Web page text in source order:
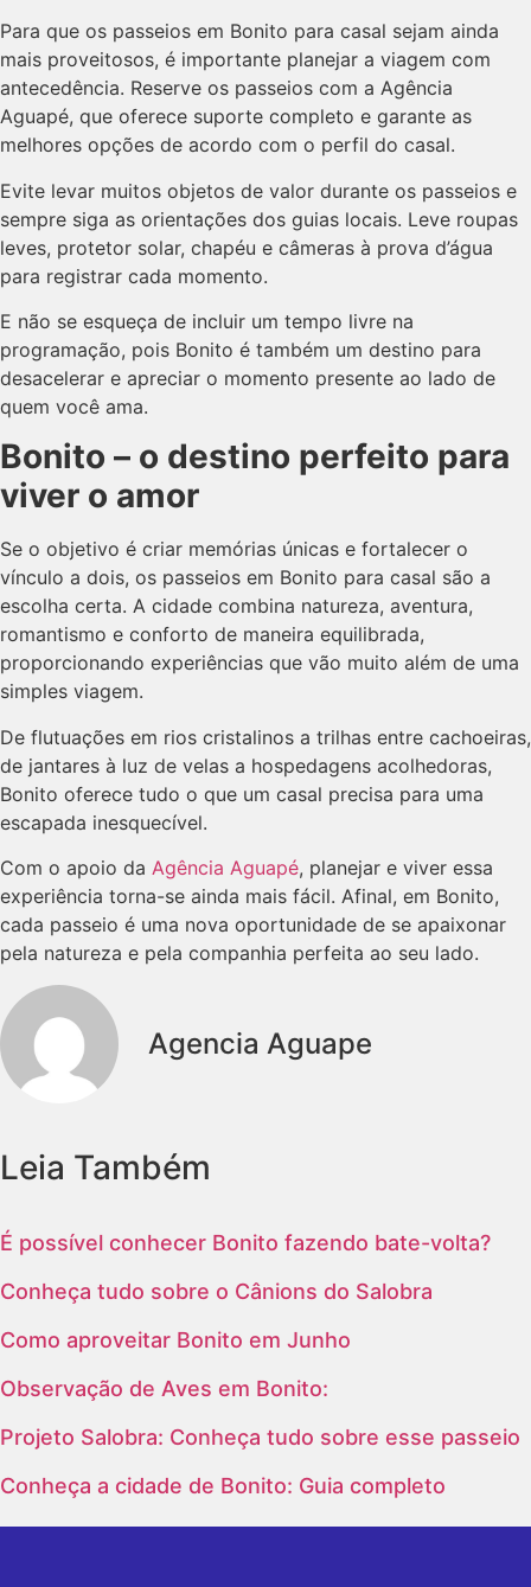
Para que os passeios em Bonito para casal sejam ainda
mais proveitosos, é importante planejar a viagem com
antecedência. Reserve os passeios com a Agência
Aguapé, que oferece suporte completo e garante as
melhores opções de acordo com o perfil do casal.
Evite levar muitos objetos de valor durante os passeios e
sempre siga as orientações dos guias locais. Leve roupas
leves, protetor solar, chapéu e câmeras à prova d’água
para registrar cada momento.
E não se esqueça de incluir um tempo livre na
programação, pois Bonito é também um destino para
desacelerar e apreciar o momento presente ao lado de
quem você ama.
Bonito – o destino perfeito para
viver o amor
Se o objetivo é criar memórias únicas e fortalecer o
vínculo a dois, os passeios em Bonito para casal são a
escolha certa. A cidade combina natureza, aventura,
romantismo e conforto de maneira equilibrada,
proporcionando experiências que vão muito além de uma
simples viagem.
De flutuações em rios cristalinos a trilhas entre cachoeiras,
de jantares à luz de velas a hospedagens acolhedoras,
Bonito oferece tudo o que um casal precisa para uma
escapada inesquecível.
Com o apoio da Agência Aguapé, planejar e viver essa
experiência torna-se ainda mais fácil. Afinal, em Bonito,
cada passeio é uma nova oportunidade de se apaixonar
pela natureza e pela companhia perfeita ao seu lado.
Agencia Aguape
Leia Também
É possível conhecer Bonito fazendo bate-volta?
Conheça tudo sobre o Cânions do Salobra
Como aproveitar Bonito em Junho
Observação de Aves em Bonito:
Projeto Salobra: Conheça tudo sobre esse passeio
Conheça a cidade de Bonito: Guia completo